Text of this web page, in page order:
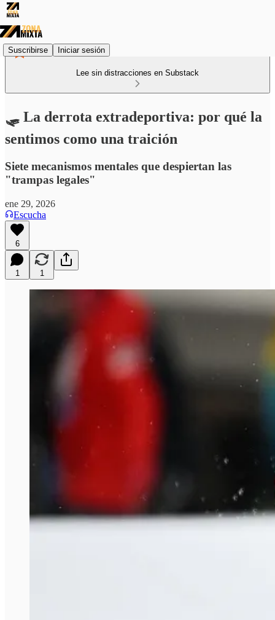
Suscribirse Iniciar sesión
Lee sin distracciones en Substack
🛷 La derrota extradeportiva: por qué la
sentimos como una traición
Siete mecanismos mentales que despiertan las
"trampas legales"
ene 29, 2026
Escucha
6
1 1